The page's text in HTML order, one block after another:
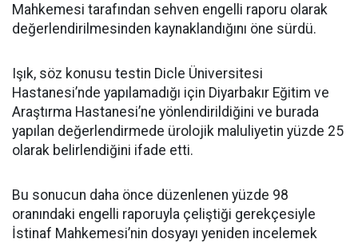
Mahkemesi tarafından sehven engelli raporu olarak
değerlendirilmesinden kaynaklandığını öne sürdü.
Işık, söz konusu testin Dicle Üniversitesi
Hastanesi’nde yapılamadığı için Diyarbakır Eğitim ve
Araştırma Hastanesi’ne yönlendirildiğini ve burada
yapılan değerlendirmede ürolojik maluliyetin yüzde 25
olarak belirlendiğini ifade etti.
Bu sonucun daha önce düzenlenen yüzde 98
oranındaki engelli raporuyla çeliştiği gerekçesiyle
İstinaf Mahkemesi’nin dosyayı yeniden incelemek